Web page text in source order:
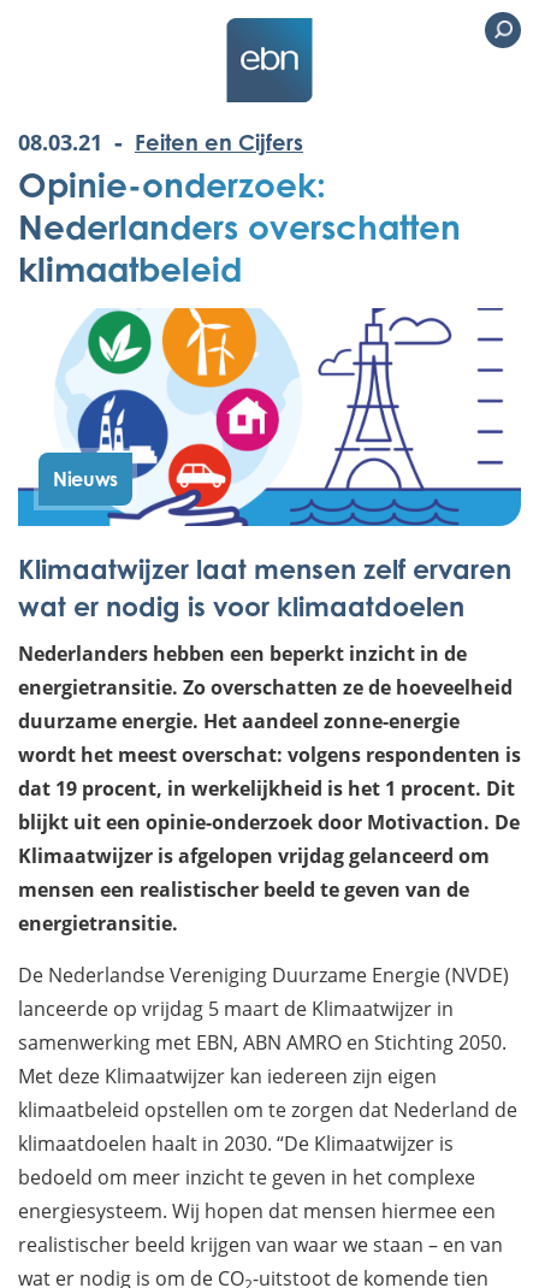
08.03.21 - Feiten en Cijfers
Opinie-onderzoek:
Nederlanders overschatten
klimaatbeleid
Nieuws
Klimaatwijzer laat mensen zelf ervaren
wat er nodig is voor klimaatdoelen
Nederlanders hebben een beperkt inzicht in de
energietransitie. Zo overschatten ze de hoeveelheid
duurzame energie. Het aandeel zonne-energie
wordt het meest overschat: volgens respondenten is
dat 19 procent, in werkelijkheid is het 1 procent. Dit
blijkt uit een opinie-onderzoek door Motivaction. De
Klimaatwijzer is afgelopen vrijdag gelanceerd om
mensen een realistischer beeld te geven van de
energietransitie.
De Nederlandse Vereniging Duurzame Energie (NVDE)
lanceerde op vrijdag 5 maart de Klimaatwijzer in
samenwerking met EBN, ABN AMRO en Stichting 2050.
Met deze Klimaatwijzer kan iedereen zijn eigen
klimaatbeleid opstellen om te zorgen dat Nederland de
klimaatdoelen haalt in 2030. “De Klimaatwijzer is
bedoeld om meer inzicht te geven in het complexe
energiesysteem. Wij hopen dat mensen hiermee een
realistischer beeld krijgen van waar we staan – en van
wat er nodig is om de CO -uitstoot de komende tien